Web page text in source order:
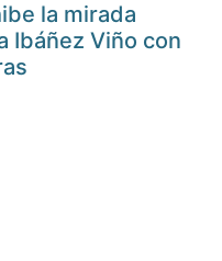
la mirada
Ibáñez Viño con